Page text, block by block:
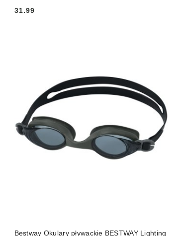
Cena:
31.99
Bestway Okulary pływackie BESTWAY Lighting